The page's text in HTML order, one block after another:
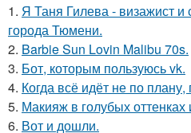
1. Я Таня Гилева - визажист и
города Тюмени.
2. Barbie Sun Lovin Malibu 70s.
3. Бот, которым пользуюсь vk.
4. Когда всё идёт не по
5. Макияж в голубых оттенках
6. Вот и дошли.